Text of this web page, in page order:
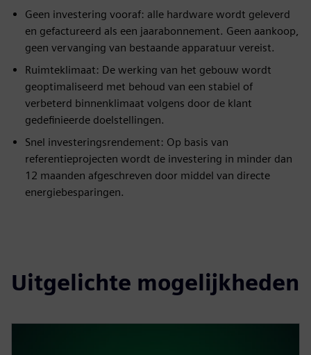
Geen investering vooraf: alle hardware wordt geleverd
en gefactureerd als een jaarabonnement. Geen aankoop,
geen vervanging van bestaande apparatuur vereist.
Ruimteklimaat: De werking van het gebouw wordt
geoptimaliseerd met behoud van een stabiel of
verbeterd binnenklimaat volgens door de klant
gedefinieerde doelstellingen.
Snel investeringsrendement: Op basis van
referentieprojecten wordt de investering in minder dan
12 maanden afgeschreven door middel van directe
energiebesparingen.
Uitgelichte mogelijkheden